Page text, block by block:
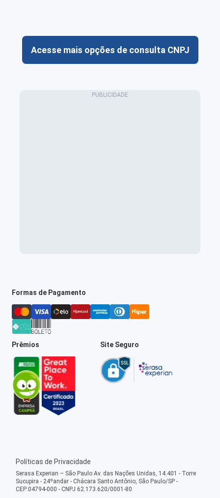
Acesse mais opções de consulta CNPJ
Formas de Pagamento
Prêmios Site Seguro
Políticas de Privacidade
Serasa Experian – São Paulo Av. das Nações Unidas, 14.401 - Torre
Sucupira - 24ºandar - Chácara Santo Antônio, São Paulo/SP -
CEP:04794-000 - CNPJ 62.173.620/0001-80